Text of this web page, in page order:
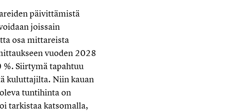
päivittämistä
joissain
osa mittareista
vuoden 2028
%. Siirtymä tapahtuu
kuluttajilta. Niin kauan
tuntihinta on
tarkistaa katsomalla,